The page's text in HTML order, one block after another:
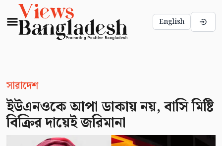
English
সারাদেশ
ইউএনওকে আপা ডাকায় নয়, বাসি মিষ্টি
বিক্রির দায়েই জরিমানা